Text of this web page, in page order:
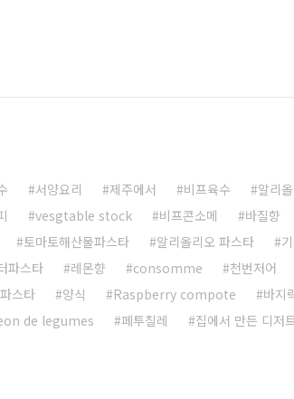
서양요리 제주에서 비프육수 알리
vesgtable stock 비프콘소메 바질향
토마토해산물파스타 알리올리오 파스타
파스타
레몬향 consomme 천번저어
스타
양식 Raspberry compote
바지
de legumes
페투칠레 집에서 만든 디저